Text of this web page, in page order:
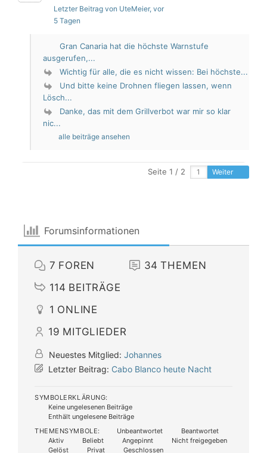
Letzter Beitrag von UteMeier, vor
5 Tagen
Gran Canaria hat die höchste Warnstufe
ausgerufen,...
Wichtig für alle, die es nicht wissen: Bei höchste...
Und bitte keine Drohnen fliegen lassen, wenn
Lösch...
Danke, das mit dem Grillverbot war mir so klar
nic...
alle beiträge ansehen
Seite 1 / 2 Weiter
Forumsinformationen
7 FOREN 34 THEMEN
114 BEITRÄGE
1 ONLINE
19 MITGLIEDER
Neuestes Mitglied: Johannes
Letzter Beitrag: Cabo Blanco heute Nacht
SYMBOLERKLÄRUNG:
Keine ungelesenen Beiträge
Enthält ungelesene Beiträge
THEMENSYMBOLE:
Unbeantwortet
Beantwortet
Aktiv
Beliebt Angepinnt
Nicht freigegeben
Gelöst
Privat Geschlossen